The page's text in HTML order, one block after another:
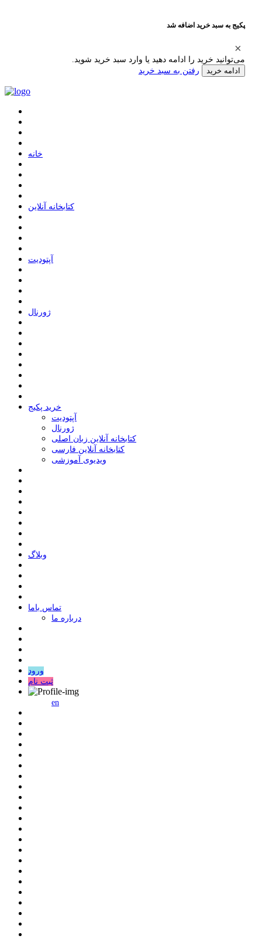
پکیج به سبد خرید اضافه شد
می‌توانید خرید را ادامه دهید یا وارد سبد خرید شوید.
ادامه خرید رفتن به سبد خرید
ﺧﺎﻧﻪ
ﮐﺘﺎﺑﺨﺎﻧﻪ ﺁﻧﻼﯾﻦ
ﺁﭘﺘﻮﺩﯾﺖ
ﮊﻭﺭﻧﺎﻝ
خرید پکیج
ﺁﭘﺘﻮﺩﯾﺖ
ﮊﻭﺭﻧﺎﻝ
کتابخانه آنلاین زبان اصلی
کتابخانه آنلاین فارسی
ویدیوی آموزشی
وبلاگ
ﺗﻤﺎﺱ ﺑﺎﻣﺎ
درباره ما
ورود
ثبت نام
en